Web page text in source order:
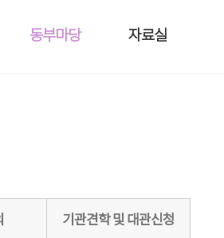
동부마당 자료실
기관견학 및 대관신청